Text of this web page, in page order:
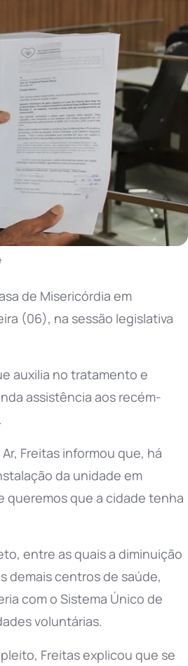
de Misericórdia em
(06), na sessão legislativa
auxilia no tratamento e
assistência aos recém-
Freitas informou que, há
da unidade em
queremos que a cidade tenha
entre as quais a diminuição
demais centros de saúde,
com o Sistema Único de
voluntárias.
Freitas explicou que se